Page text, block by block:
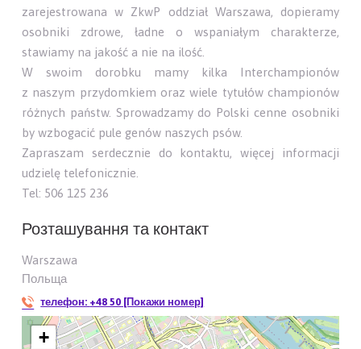
zarejestrowana w ZkwP oddział Warszawa, dopieramy
osobniki zdrowe, ładne o wspaniałym charakterze,
stawiamy na jakość a nie na ilość.
W swoim dorobku mamy kilka Interchampionów
z naszym przydomkiem oraz wiele tytułów championów
różnych państw. Sprowadzamy do Polski cenne osobniki
by wzbogacić pule genów naszych psów.
Zapraszam serdecznie do kontaktu, więcej informacji
udzielę telefonicznie.
Tel: 506 125 236
Розташування та контакт
Warszawa
Польща
телефон: +48 50 [Покажи номер]
+